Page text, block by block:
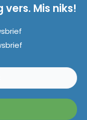
Mis niks!